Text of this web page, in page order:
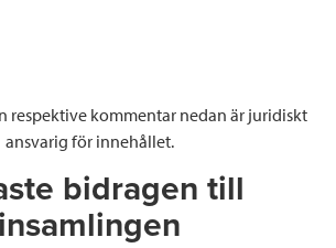
respektive kommentar nedan är juridiskt
ansvarig för innehållet.
bidragen till
insamlingen